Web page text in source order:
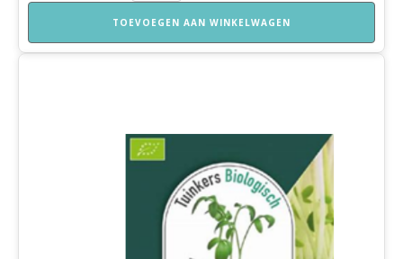
Kleuters
pionnen
TOEVOEGEN AAN WINKELWAGEN